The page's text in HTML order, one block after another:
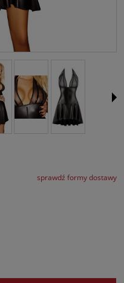
płatnościsprawdź formy dostawy